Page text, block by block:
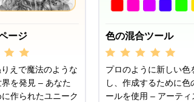
ージ
えで魔法のような
を発見 – あなた
作られたユニーク
色の混合ツール
プロのように新しい色
し、作成するために色
ールを使用 – アーティ